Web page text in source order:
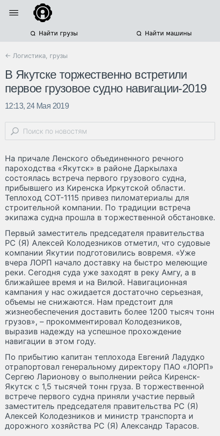
Найти грузы Найти машины
← Логистика, грузы
В Якутске торжественно встретили
первое грузовое судно навигации-2019
12:13, 24 Мая 2019
На причале Ленского объединенного речного
пароходства «Якутск» в районе Даркылаха
состоялась встреча первого грузового судна,
прибывшего из Киренска Иркутской области.
Теплоход СОТ-1115 привез пиломатериалы для
строительной компании. По традиции встреча
экипажа судна прошла в торжественной обстановке.
Первый заместитель председателя правительства
РС (Я) Алексей Колодезников отметил, что судовые
компании Якутии подготовились вовремя. «Уже
вчера ЛОРП начало доставку на быстро мелеющие
реки. Сегодня суда уже заходят в реку Амгу, а в
ближайшее время и на Вилюй. Навигационная
кампания у нас ожидается достаточно серьезная,
объемы не снижаются. Нам предстоит для
жизнеобеспечения доставить более 1200 тысяч тонн
грузов», – прокомментировал Колодезников,
выразив надежду на успешное прохождение
навигации в этом году.
По прибытию капитан теплохода Евгений Ладудко
отрапортовал генеральному директору ПАО «ЛОРП»
Сергею Ларионову о выполнении рейса Киренск-
Якутск с 1,5 тысячей тонн груза. В торжественной
встрече первого судна приняли участие первый
заместитель председателя правительства РС (Я)
Алексей Колодезников и министр транспорта и
дорожного хозяйства РС (Я) Александр Тарасов.